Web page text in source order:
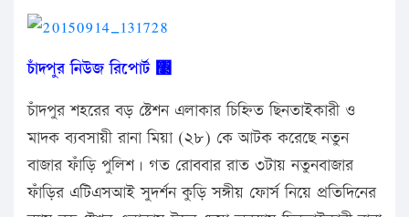
চাঁদপুর নিউজ রিপোর্ট ঳
চাঁদপুর শহরের বড় ষ্টেশন এলাকার চিহ্নিত ছিনতাইকারী ও
মাদক ব্যবসায়ী রানা মিয়া (২৮) কে আটক করেছে নতুন
বাজার ফাঁড়ি পুলিশ। গত রোববার রাত ৩টায় নতুনবাজার
ফাঁড়ির এটিএসআই সুদর্শন কুড়ি সঙ্গীয় ফোর্স নিয়ে প্রতিদিনের